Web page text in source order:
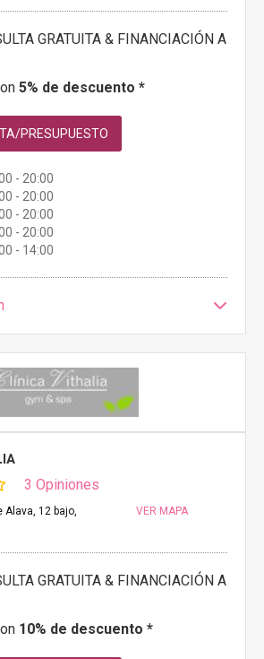
GRATUITA & FINANCIACIÓN A
5% de descuento *
PRESUPUESTO
- 20:00
- 20:00
- 20:00
- 20:00
- 14:00
3 Opiniones
Alava, 12 bajo,
VER MAPA
GRATUITA & FINANCIACIÓN A
10% de descuento *